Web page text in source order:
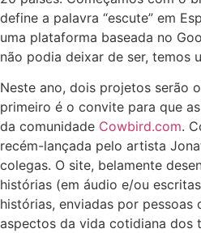
define a palavra “escute” em
uma plataforma baseada no
não podia deixar de ser, temos
Neste ano, dois projetos serão
primeiro é o convite para que
da comunidade Cowbird.com.
recém-lançada pelo artista
colegas. O site, belamente
histórias (em áudio e/ou
histórias, enviadas por pessoas
aspectos da vida cotidiana dos